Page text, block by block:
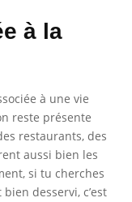
à la
à une vie
reste présente
restaurants, des
aussi bien les
si tu cherches
desservi, c’est